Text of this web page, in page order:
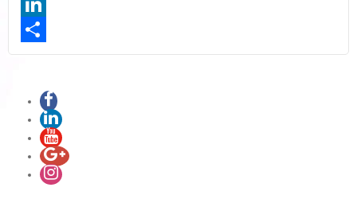
Twitter
LinkedIn
Share